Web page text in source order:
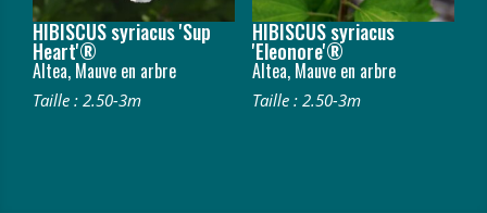
HIBISCUS syriacus 'Sup
Heart'®
Altea, Mauve en arbre
Taille : 2.50-3m
HIBISCUS syriacus
'Eleonore'®
Altea, Mauve en arbre
Taille : 2.50-3m